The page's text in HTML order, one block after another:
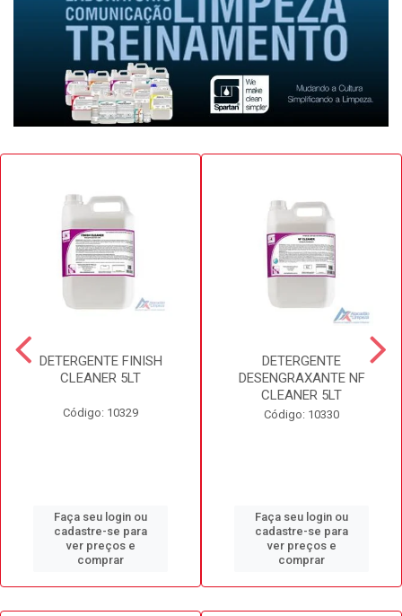
DETERGENTE FINISH
CLEANER 5LT
Código: 10329
Faça seu login ou
cadastre-se para
ver preços e
comprar
DETERGENTE
DESENGRAXANTE NF
CLEANER 5LT
Código: 10330
Faça seu login ou
cadastre-se para
ver preços e
comprar